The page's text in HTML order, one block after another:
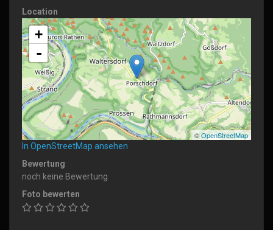
Location
+
-
©OpenStreetMap
In OpenStreetMap ansehen
Bewertung
noch keine Bewertung
Foto bewerten